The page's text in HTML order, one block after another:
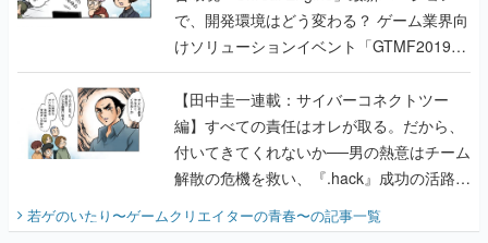
で、開発環境はどう変わる？ ゲーム業界向
けソリューションイベント「GTMF2019」
に行って、より理解を深めよう【PR】
【田中圭一連載：サイバーコネクトツー
編】すべての責任はオレが取る。だから、
付いてきてくれないか──男の熱意はチーム
解散の危機を救い、『.hack』成功の活路を
『少年ジャンプ』色だった【若ゲのいた
若ゲのいたり〜ゲームクリエイターの青春〜の記事一覧